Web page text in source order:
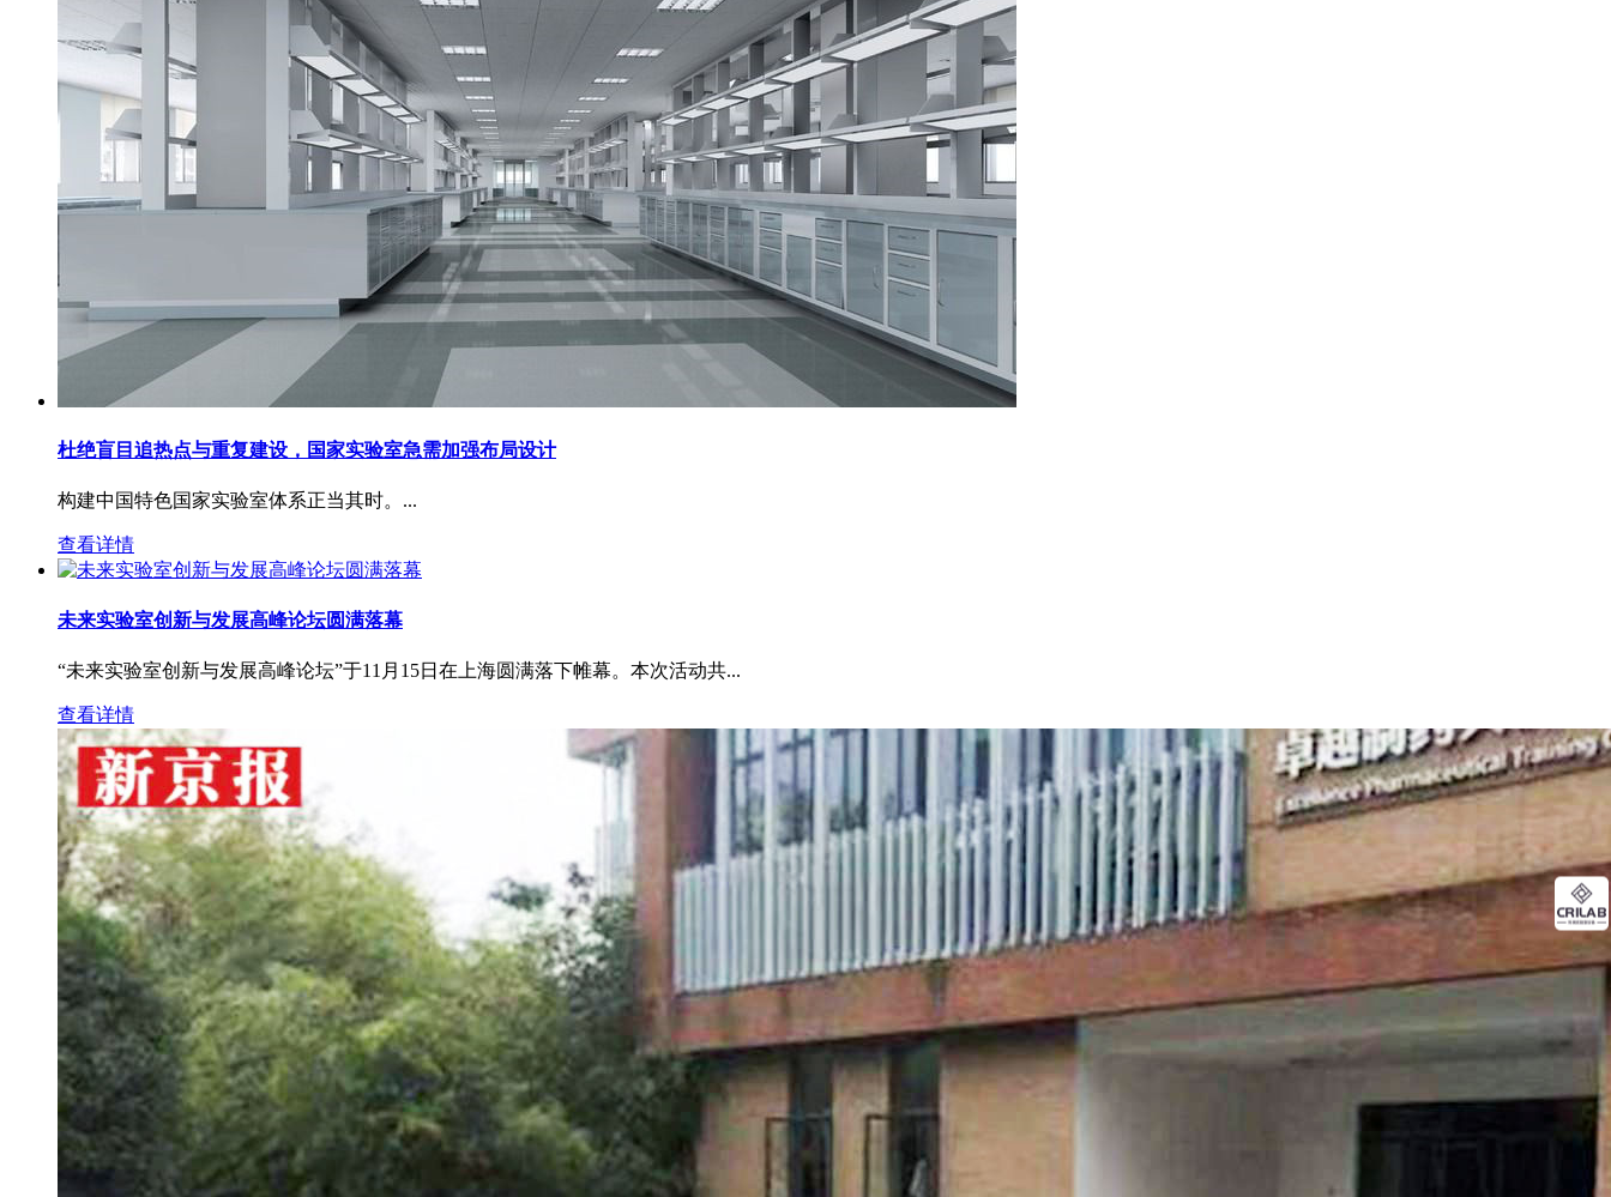
杜绝盲目追热点与重复建设，国家实验室急需加强布局设计
构建中国特色国家实验室体系正当其时。...
查看详情
未来实验室创新与发展高峰论坛圆满落幕
“未来实验室创新与发展高峰论坛”于11月15日在上海圆满落下帷幕。本次活动共...
查看详情